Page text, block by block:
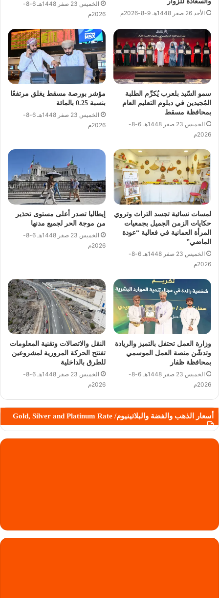
الأحد 26 صفر 1448هـ 9-8-2026م
الخميس 23 صفر 1448هـ 6-8-
2026م
سمو السّيد بلعرب يُكرِّم الطلبة
المُجيدين في دبلوم التعليم العام
بمحافظة مسقط
الخميس 23 صفر 1448هـ 6-8-
2026م
مؤشر بورصة مسقط يغلق مرتفعًا
بنسبة 0.25 بالمائة
الخميس 23 صفر 1448هـ 6-8-
2026م
لمسات نسائية تجسد التراث وتروي
حكايات الزمن الجميل بجمعيات
المرأة العمانية في فعالية “عودة
الماضي”
الخميس 23 صفر 1448هـ 6-8-
2026م
إيطاليا تصدر أعلى مستوى تحذير
من موجة الحر لجميع مدنها
الخميس 23 صفر 1448هـ 6-8-
2026م
وزارة العمل تحتفل بالتميز والريادة
وتدشّن منصة العمل الموسمي
بمحافظة ظفار
الخميس 23 صفر 1448هـ 6-8-
2026م
النقل والاتصالات وتقنية المعلومات
تفتتح الحركة المرورية لمشروعين
للطرق بالداخلية
الخميس 23 صفر 1448هـ 6-8-
2026م
أسعار الذهب والفضة والبلاتينيوم/ Gold, Silver and Platinum Rate